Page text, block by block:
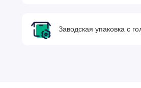
Заводская упаковка с